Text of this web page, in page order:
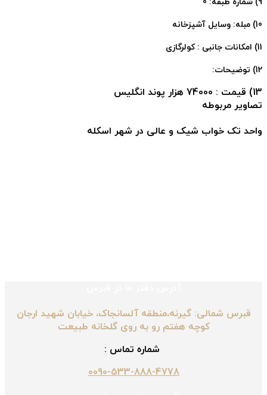
10) مبله: وسایل آشپزخانه
11) امکانات جانبی : کولرگازی
12) توضیحات:
13) قیمت : 74000 هزار پوند انگلیس
تصاویر مربوطه
واحد تک خواب شیک و عالی در شهر اسکله
قبرس شمالی: گیرنه،منطقه آلسانجاک، خیابان شهید ارجان
کوچه هفتم رو به روی گلخانه طبیعت
شماره تماس :
0090-533-888-4778